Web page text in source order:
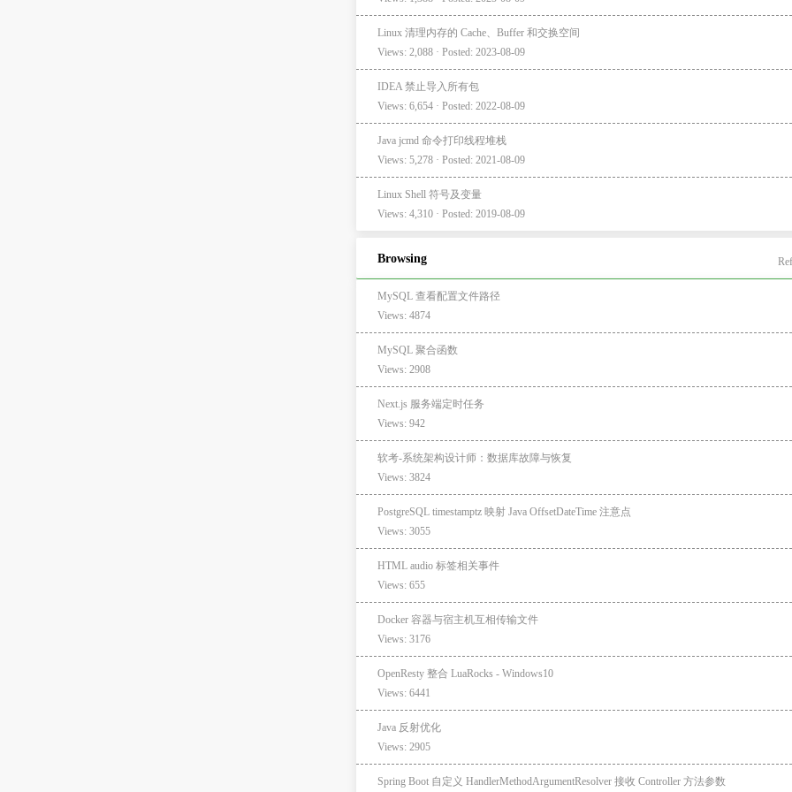
Linux 清理内存的 Cache、Buffer 和交换空间
Views: 2,088 · Posted: 2023-08-09
IDEA 禁止导入所有包
Views: 6,654 · Posted: 2022-08-09
Java jcmd 命令打印线程堆栈
Views: 5,278 · Posted: 2021-08-09
Linux Shell 符号及变量
Views: 4,310 · Posted: 2019-08-09
Browsing
MySQL 查看配置文件路径
Views: 4874
MySQL 聚合函数
Views: 2908
Next.js 服务端定时任务
Views: 942
软考-系统架构设计师：数据库故障与恢复
Views: 3824
PostgreSQL timestamptz 映射 Java OffsetDateTime 注意点
Views: 3055
HTML audio 标签相关事件
Views: 655
Docker 容器与宿主机互相传输文件
Views: 3176
OpenResty 整合 LuaRocks - Windows10
Views: 6441
Java 反射优化
Views: 2905
Spring Boot 自定义 HandlerMethodArgumentResolver 接收 Controller 方法参数